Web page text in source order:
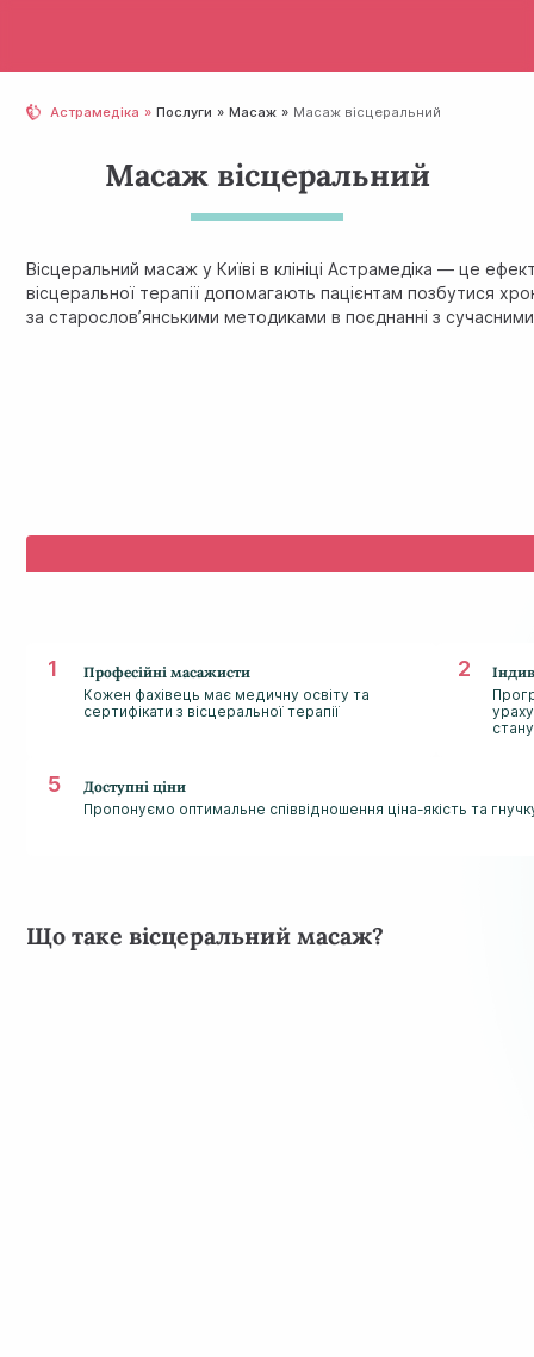
Астрамедіка Послуги Масаж Масаж вісцеральний
Масаж вісцеральний
Вісцеральний масаж у Київі в клініці Астрамедіка — це
вісцеральної терапії допомагають пацієнтам позбутися
за старослов’янськими методиками в поєднанні з
Професійні масажисти
Кожен фахівець має медичну освіту та
сертифікати з вісцеральної терапії
Доступні ціни
Пропонуємо оптимальне співвідношення ціна-якість та
Що таке вісцеральний масаж?